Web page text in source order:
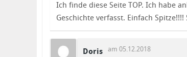
Ich finde diese Seite TOP. Ich habe
Geschichte verfasst. Einfach
Doris am 05.12.2018